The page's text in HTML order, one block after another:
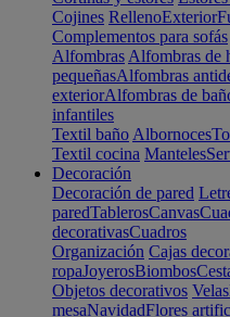
Cojines RellenoExterior
Complementos para sofás
Alfombras Alfombras de
pequeñasAlfombras
exteriorAlfombras de
infantiles
Textil baño Albornoces
Textil cocina Manteles
Decoración
Decoración de pared
paredTablerosCanvas
decorativasCuadros
Organización Cajas
ropaJoyerosBiombos
Objetos decorativos Velas
mesaNavidadFlores